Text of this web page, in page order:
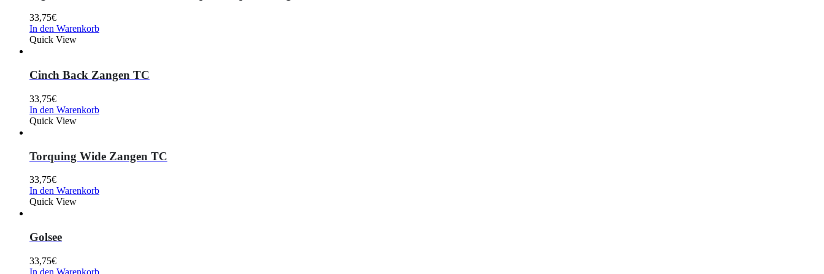
33,75€
In den Warenkorb
Quick View
Cinch Back Zangen TC
33,75€
In den Warenkorb
Quick View
Torquing Wide Zangen TC
33,75€
In den Warenkorb
Quick View
Golsee
33,75€
In den Warenkorb